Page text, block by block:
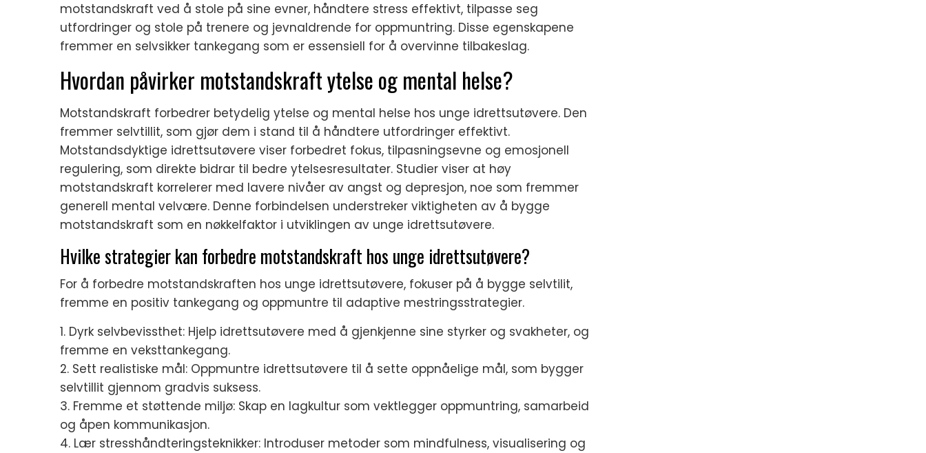
motstandskraft ved å stole på sine evner, håndtere stress effektivt, tilpasse seg
utfordringer og stole på trenere og jevnaldrende for oppmuntring. Disse egenskapene
fremmer en selvsikker tankegang som er essensiell for å overvinne tilbakeslag.
Hvordan påvirker motstandskraft ytelse og mental helse?
Motstandskraft forbedrer betydelig ytelse og mental helse hos unge idrettsutøvere. Den
fremmer selvtillit, som gjør dem i stand til å håndtere utfordringer effektivt.
Motstandsdyktige idrettsutøvere viser forbedret fokus, tilpasningsevne og emosjonell
regulering, som direkte bidrar til bedre ytelsesresultater. Studier viser at høy
motstandskraft korrelerer med lavere nivåer av angst og depresjon, noe som fremmer
generell mental velvære. Denne forbindelsen understreker viktigheten av å bygge
motstandskraft som en nøkkelfaktor i utviklingen av unge idrettsutøvere.
Hvilke strategier kan forbedre motstandskraft hos unge idrettsutøvere?
For å forbedre motstandskraften hos unge idrettsutøvere, fokuser på å bygge selvtilit,
fremme en positiv tankegang og oppmuntre til adaptive mestringsstrategier.
1. Dyrk selvbevissthet: Hjelp idrettsutøvere med å gjenkjenne sine styrker og svakheter, og
fremme en veksttankegang.
2. Sett realistiske mål: Oppmuntre idrettsutøvere til å sette oppnåelige mål, som bygger
selvtillit gjennom gradvis suksess.
3. Fremme et støttende miljø: Skap en lagkultur som vektlegger oppmuntring, samarbeid
og åpen kommunikasjon.
4. Lær stresshåndteringsteknikker: Introduser metoder som mindfulness, visualisering og